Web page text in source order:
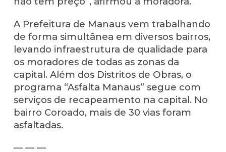
A Prefeitura de Manaus vem trabalhando
de forma simultânea em diversos bairros,
levando infraestrutura de qualidade para
os moradores de todas as zonas da
capital. Além dos Distritos de Obras, o
programa “Asfalta Manaus” segue com
serviços de recapeamento na capital. No
bairro Coroado, mais de 30 vias foram
asfaltadas.
— — —